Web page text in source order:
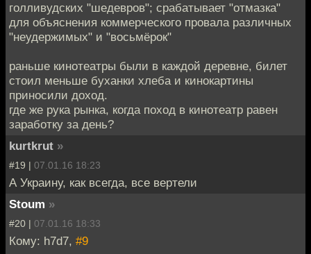
голливудских "шедевров"; срабатывает "отмазка"
для объяснения коммерческого провала различных
"неудержимых" и "восьмёрок"
раньше кинотеатры были в каждой деревне, билет
стоил меньше буханки хлеба и кинокартины
приносили доход.
где же рука рынка, когда поход в кинотеатр равен
заработку за день?
kurtkrut »
#19 | 07.01.16 18:23
А Украину, как всегда, все вертели
Stoum »
#20 | 07.01.16 18:33
Кому: h7d7, #9